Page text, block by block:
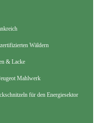
Wäldern
& Lacke
Mahlwerk
für den Energiesektor